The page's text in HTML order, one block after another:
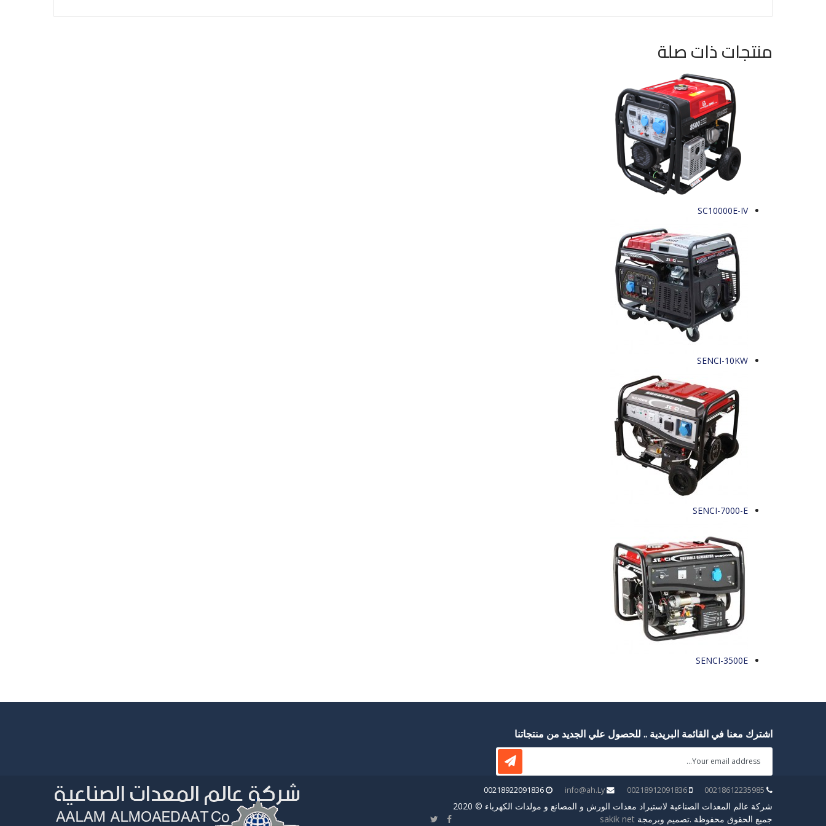
منتجات ذات صلة
SC10000E-IV
SENCI-10KW
SENCI-7000-E
SENCI-3500E
اشترك معنا في القائمة البريدية .. للحصول علي الجديد من منتجاتنا
00218612235985
00218912091836
info@ah.Ly
شركة عالم المعدات الصناعية لاستيراد معدات الورش و المصانع و مولدات الكهرباء © 2020
جميع الحقوق محفوظة .تصميم وبرمجة sakik net